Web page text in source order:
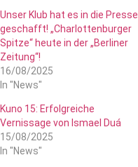
Unser Klub hat es in die Presse
geschafft! „Charlottenburger
Spitze“ heute in der „Berliner
Zeitung“!
16/08/2025
In "News"
Kuno 15: Erfolgreiche
Vernissage von Ismael Duá
15/08/2025
In "News"